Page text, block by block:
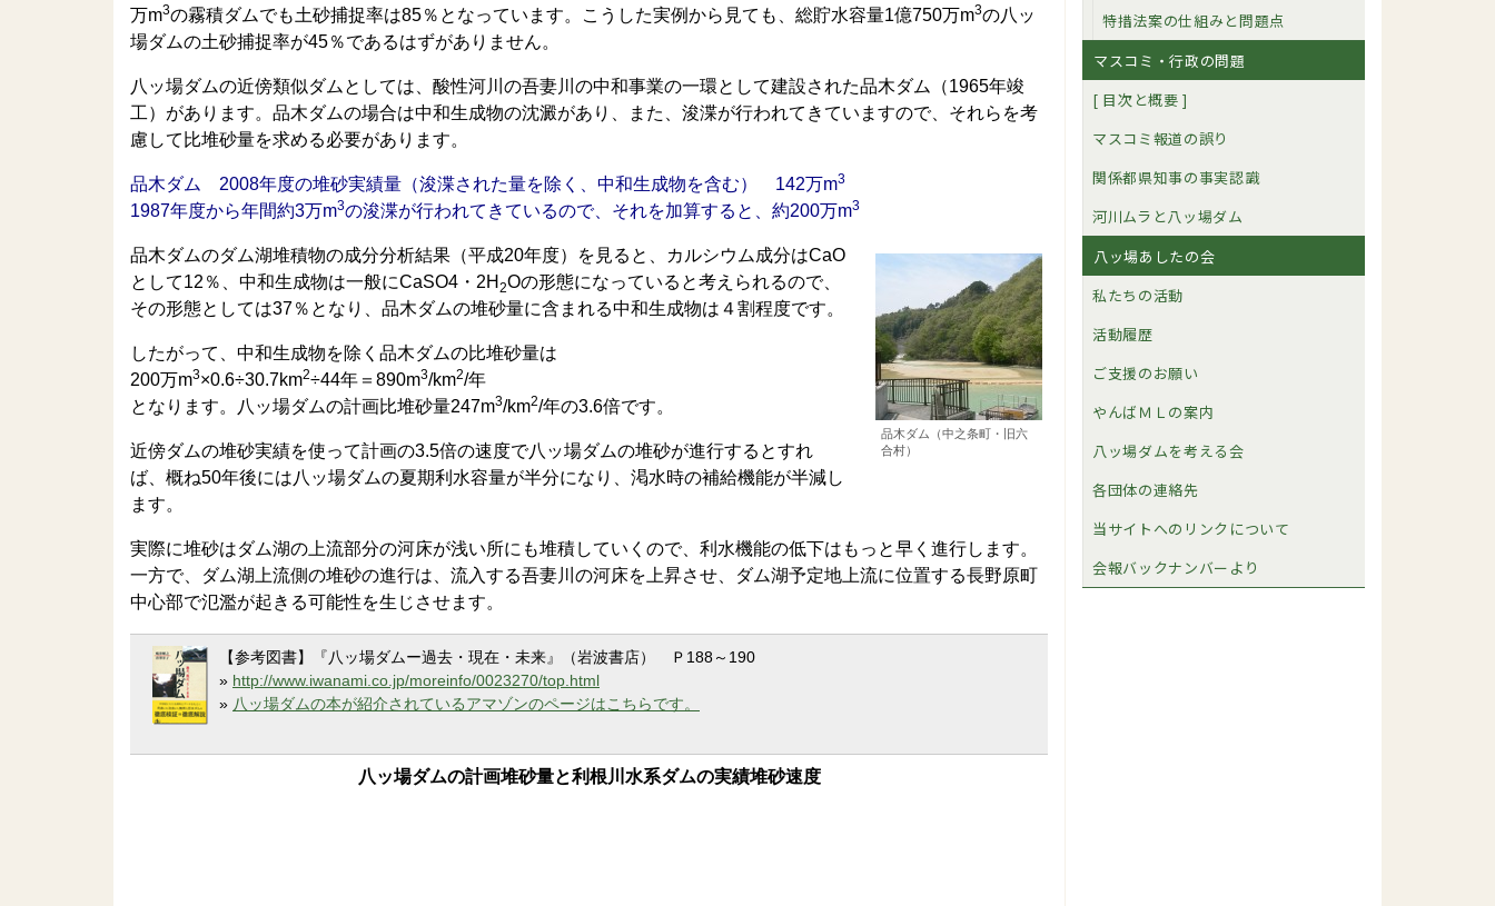
万m3の霧積ダムでも土砂捕捉率は85％となっています。こうした実例から見ても、総貯水容量1億750万m3の八ッ
場ダムの土砂捕捉率が45％であるはずがありません。
八ッ場ダムの近傍類似ダムとしては、酸性河川の吾妻川の中和事業の一環として建設された品木ダム（1965年竣
工）があります。品木ダムの場合は中和生成物の沈澱があり、また、浚渫が行われてきていますので、それらを考
慮して比堆砂量を求める必要があります。
品木ダム 2008年度の堆砂実績量（浚渫された量を除く、中和生成物を含む） 142万m3
1987年度から年間約3万m3の浚渫が行われてきているので、それを加算すると、約200万m3
品木ダム（中之条町・旧六
合村）
品木ダムのダム湖堆積物の成分分析結果（平成20年度）を見ると、カルシウム成分はCaO
として12％、中和生成物は一般にCaSO4・2H 2Oの形態になっていると考えられるので、
その形態としては37％となり、品木ダムの堆砂量に含まれる中和生成物は４割程度です。
したがって、中和生成物を除く品木ダムの比堆砂量は
200万m3×0.6÷30.7km2÷44年＝890m3/km2/年
となります。八ッ場ダムの計画比堆砂量247m3/km2/年の3.6倍です。
近傍ダムの堆砂実績を使って計画の3.5倍の速度で八ッ場ダムの堆砂が進行するとすれ
ば、概ね50年後には八ッ場ダムの夏期利水容量が半分になり、渇水時の補給機能が半減し
ます。
実際に堆砂はダム湖の上流部分の河床が浅い所にも堆積していくので、利水機能の低下はもっと早く進行します。
一方で、ダム湖上流側の堆砂の進行は、流入する吾妻川の河床を上昇させ、ダム湖予定地上流に位置する長野原町
中心部で氾濫が起きる可能性を生じさせます。
【参考図書】『八ッ場ダムー過去・現在・未来』（岩波書店） Ｐ188～190
» http://www.iwanami.co.jp/moreinfo/0023270/top.html
» 八ッ場ダムの本が紹介されているアマゾンのページはこちらです。
八ッ場ダムの計画堆砂量と利根川水系ダムの実績堆砂速度
特措法案の仕組みと問題点
マスコミ・行政の問題
[ 目次と概要 ]
マスコミ報道の誤り
関係都県知事の事実認識
河川ムラと八ッ場ダム
八ッ場あしたの会
私たちの活動
活動履歴
ご支援のお願い
やんばＭＬの案内
八ッ場ダムを考える会
各団体の連絡先
当サイトへのリンクについて
会報バックナンバーより